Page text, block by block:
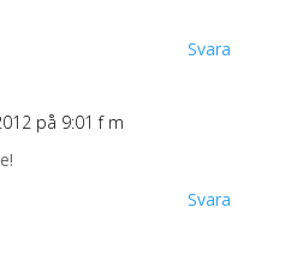
Svara
på 9:01 f m
Svara